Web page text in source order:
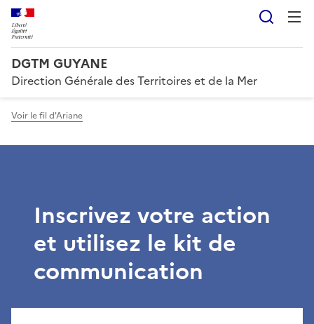
DGTM GUYANE
Direction Générale des Territoires et de la Mer
Voir le fil d'Ariane
Inscrivez votre action
et utilisez le kit de
communication